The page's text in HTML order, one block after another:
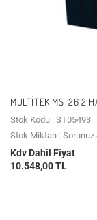
MULTITEK MS-26 2
Stok Kodu : ST05493
Stok Miktarı :
Kdv Dahil Fiyat
10.548,00 TL